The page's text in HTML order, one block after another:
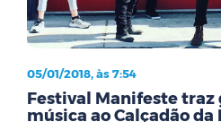
05/01/2018, às 7:54
Festival Manifeste traz
música ao Calçadão da